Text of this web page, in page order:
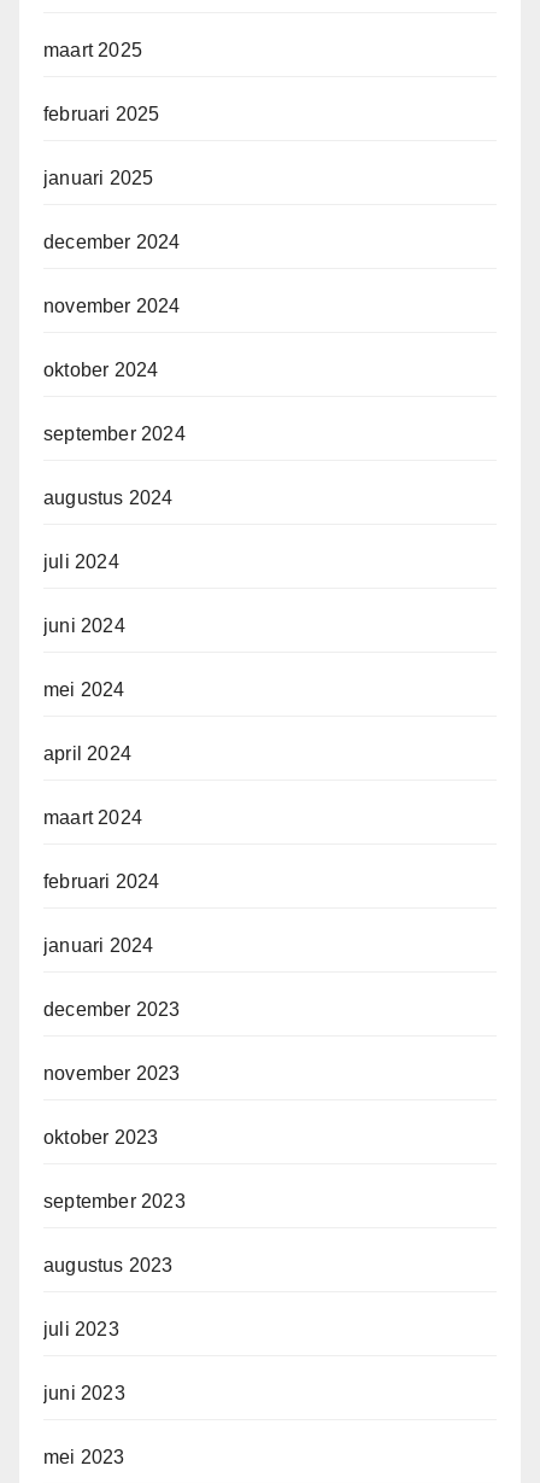
maart 2025
februari 2025
januari 2025
december 2024
november 2024
oktober 2024
september 2024
augustus 2024
juli 2024
juni 2024
mei 2024
april 2024
maart 2024
februari 2024
januari 2024
december 2023
november 2023
oktober 2023
september 2023
augustus 2023
juli 2023
juni 2023
mei 2023